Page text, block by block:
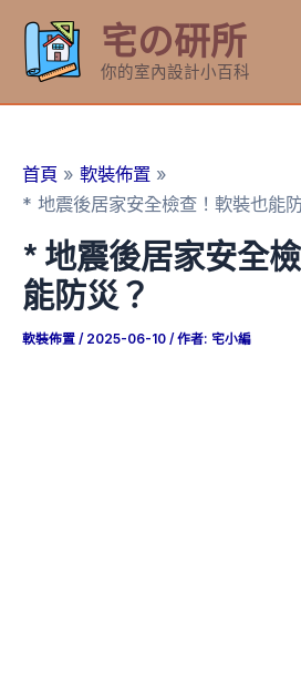
要
宅の研所
你的室內設計小百科
首頁
軟裝佈置
* 地震後居家安全檢查！軟裝也能
* 地震後居家安全
能防災？
軟裝佈置 / 2025-06-10 / 作者: 宅小編